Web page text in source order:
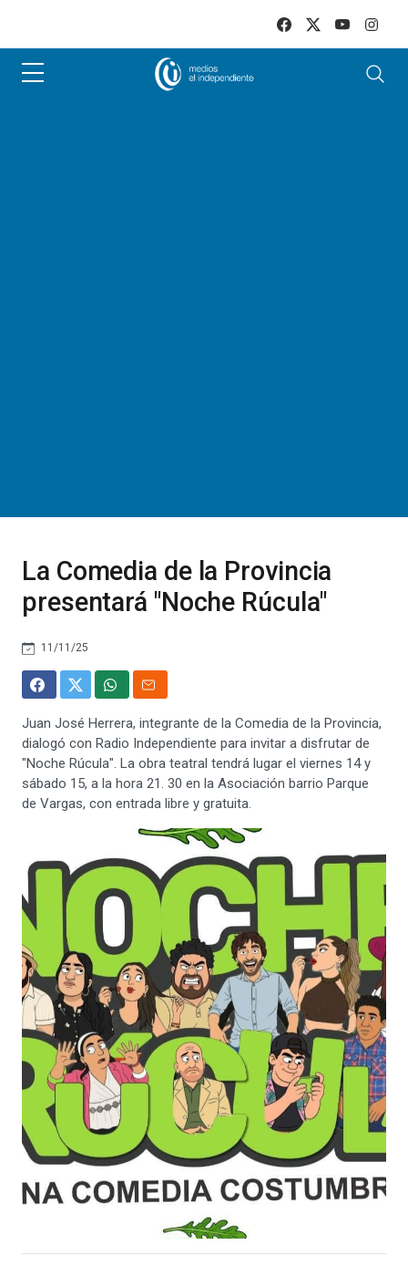
La Comedia de la Provincia
presentará "Noche Rúcula"
11/11/25
Juan José Herrera, integrante de la Comedia de la Provincia,
dialogó con Radio Independiente para invitar a disfrutar de
"Noche Rúcula". La obra teatral tendrá lugar el viernes 14 y
sábado 15, a la hora 21. 30 en la Asociación barrio Parque
de Vargas, con entrada libre y gratuita.